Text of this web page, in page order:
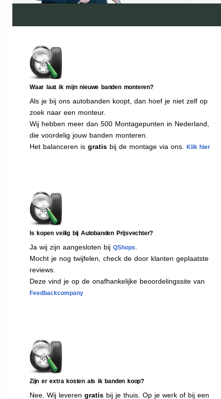
Waar laat ik mijn nieuwe banden monteren?
Als je bij ons autobanden koopt, dan hoef je niet zelf op
zoek naar een monteur.
Wij hebben meer dan 500 Montagepunten in Nederland,
die voordelig jouw banden monteren.
Het balanceren is gratis bij de montage via ons. Klik hier
Is kopen veilig bij Autobanden Prijsvechter?
Ja wij zijn aangesloten bij QShops
Mocht je nog twijfelen, check de door klanten geplaatste
reviews.
Deze vind je op de onafhankelijke beoordelingssite van
Feedbackcompany
Zijn er extra kosten als ik banden koop?
Nee. Wij leveren gratis bij je thuis. Op je werk of bij een